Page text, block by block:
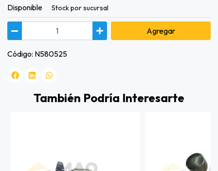
Disponible Stock por sucursal
Agregar
Código: N580525
También Podría Interesarte